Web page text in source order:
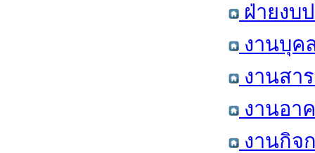
ฝ่ายงบ
งานบุค
งานสา
งานอา
งานกิจ